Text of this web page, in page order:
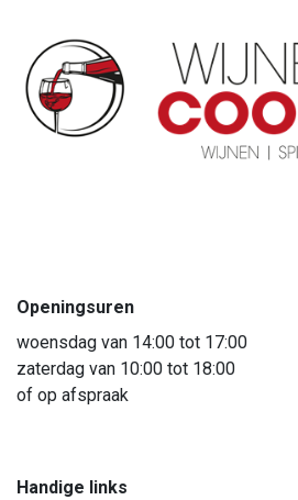
Openingsuren
woensdag van 14:00 tot 17:00
zaterdag van 10:00 tot 18:00
of op afspraak
Handige links